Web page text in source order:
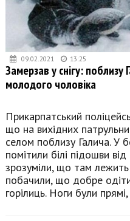
09.02.2021 13:25
Замерзав у снігу: поблизу
молодого чоловіка
Прикарпатський
що на вихідних
селом поблизу Галича. У
помітили білі підошви
зрозуміли, що там
побачили, що добре
горілиць. Ноги були